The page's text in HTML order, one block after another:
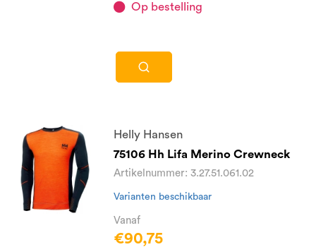
Op bestelling
Helly Hansen
75106 Hh Lifa Merino Crewneck
Artikelnummer: 3.27.51.061.02
Varianten beschikbaar
Vanaf
€90,75